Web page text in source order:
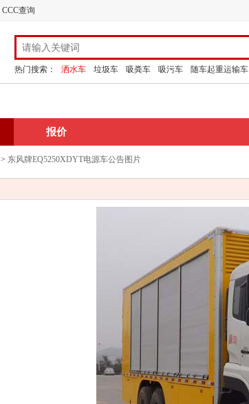
CCC查询
热门搜索： 洒水车 垃圾车 吸粪车 吸污车 随车起重运输车
报价
> 东风牌EQ5250XDYT电源车公告图片